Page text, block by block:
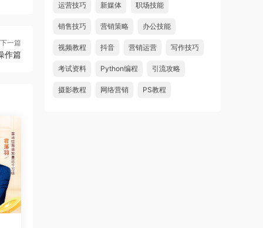
下一篇
作篇
运营技巧 新媒体 职场技能
销售技巧 营销策略 办公技能
视频教程 抖音 营销运营 写作技巧
考试资料 Python编程 引流攻略
摄影教程 网络营销 PS教程